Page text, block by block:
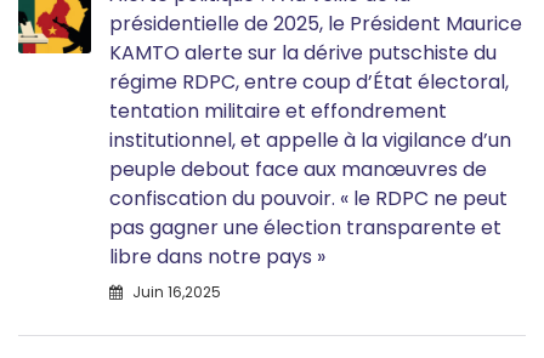
présidentielle de 2025, le Président Maurice
KAMTO alerte sur la dérive putschiste du
régime RDPC, entre coup d’État électoral,
tentation militaire et effondrement
institutionnel, et appelle à la vigilance d’un
peuple debout face aux manœuvres de
confiscation du pouvoir. « le RDPC ne peut
pas gagner une élection transparente et
libre dans notre pays »
Juin 16,2025